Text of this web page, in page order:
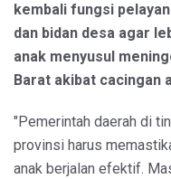
kembali fungsi
dan bidan desa agar
anak menyusul
Barat akibat cacingan
"Pemerintah daerah di
provinsi harus
anak berjalan efektif.